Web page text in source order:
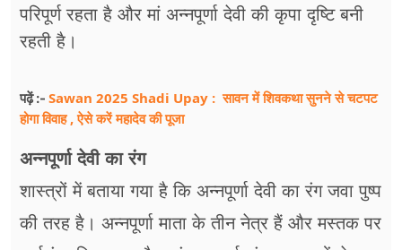
ब्‍यूटी
शिक्षा
परिपूर्ण रहता है और मां अन्नपूर्णा देवी की कृपा दृष्टि बनी
रहती है।
पढ़ें :- Sawan 2025 Shadi Upay : सावन में शिवकथा सुनने से चटपट
होगा विवाह , ऐसे करें महादेव की पूजा
अन्नपूर्णा देवी का रंग
शास्त्रों में बताया गया है कि अन्नपूर्णा देवी का रंग जवा पुष्प
की तरह है। अन्नपूर्णा माता के तीन नेत्र हैं और मस्तक पर